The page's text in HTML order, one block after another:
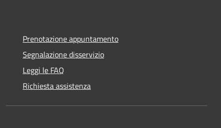
Prenotazione appuntamento
Segnalazione disservizio
Leggi le FAQ
Richiesta assistenza